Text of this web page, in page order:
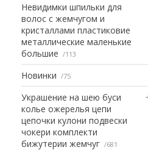
Невидимки шпильки для
волос с жемчугом и
кристаллами пластиковие
металлические маленькие
большие
113
Новинки 75
Украшение на шею буси
колье ожерелья цепи
цепочки кулони подвески
чокери комплекти
бижутерии жемчуг
681